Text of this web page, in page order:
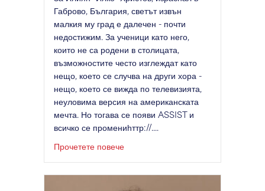
Габрово, България, светът извън
малкия му град е далечен - почти
недостижим. За ученици като него,
които не са родени в столицата,
възможностите често изглеждат като
нещо, което се случва на други хора -
нещо, което се вижда по телевизията,
неуловима версия на американската
мечта. Но тогава се появи ASSIST и
всичко се промениһттр://....
Прочетете повечеза От малък град в България до